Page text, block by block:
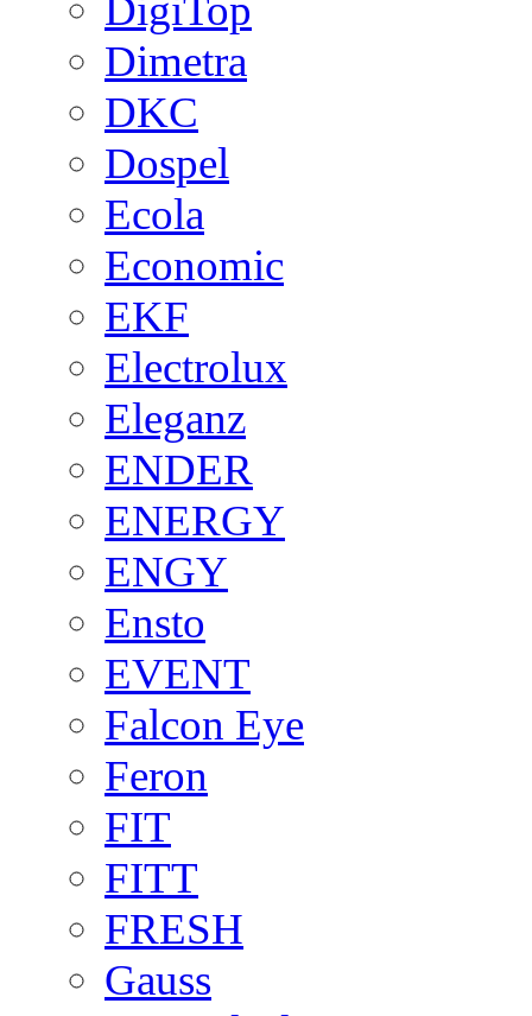
DigiTop
Dimetra
DKC
Dospel
Ecola
Economic
EKF
Electrolux
Eleganz
ENDER
ENERGY
ENGY
Ensto
EVENT
Falcon Eye
Feron
FIT
FITT
FRESH
Gauss